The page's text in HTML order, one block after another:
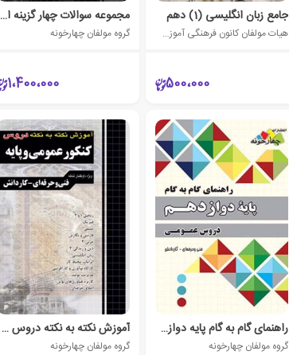
جامع زبان انگلیسی (1) دهم
هیات مولفان کانون فرهنگی آموزش (قلم چی)
500،000
مجموعه سوالات چهار گزینه ای عمومی و پایه
گروه مولفان چهارخونه
1،400،000
راهنمای گام به گام پایه دوازدهم
گروه مولفان چهارخونه
آموزش نکته به نکته دروس کنکور عمومی و پایه
گروه مولفان چهارخونه